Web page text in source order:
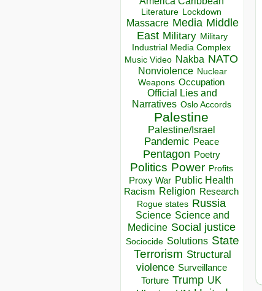
Literature Lockdown
Massacre Media Middle
East Military Military
Industrial Media Complex
Music Video Nakba NATO
Nonviolence Nuclear
Weapons Occupation
Official Lies and
Narratives Oslo Accords
Palestine
Palestine/Israel
Pandemic Peace
Pentagon Poetry
Politics Power Profits
Proxy War Public Health
Racism Religion Research
Rogue states Russia
Science Science and
Medicine Social justice
Sociocide Solutions State
Terrorism Structural
violence Surveillance
Torture Trump UK